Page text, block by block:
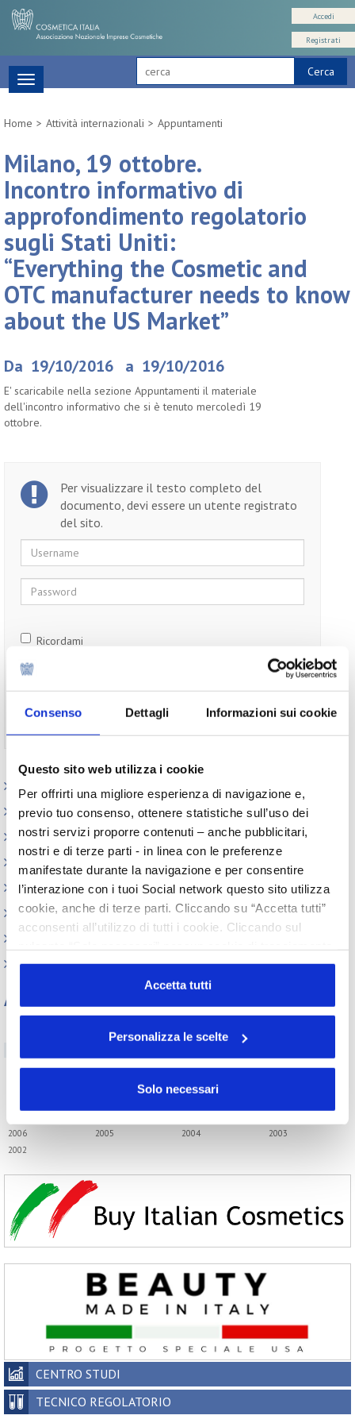
Consenso Dettagli Informazioni sui cookie
Questo sito web utilizza i cookie
Per offrirti una migliore esperienza di navigazione e,
previo tuo consenso, ottenere statistiche sull’uso dei
nostri servizi proporre contenuti – anche pubblicitari,
nostri e di terze parti - in linea con le preferenze
manifestate durante la navigazione e per consentire
l’interazione con i tuoi Social network questo sito utilizza
cookie, anche di terze parti. Cliccando su “Accetta tutti”
acconsenti all’utilizzo di tutti i cookie. Cliccando sul
o profilazione viene utilizzato. Cliccando su
“Personalizza le scelte” è possibile esprimere la propria
volontà in relazione a ciascuna categoria di cookie del
Accetta tutti
Personalizza le scelte
Solo necessari
Cerca
Accedi
Registrati
Toggle
navigation
Home
Attività internazionali Appuntamenti
Milano, 19 ottobre.
Incontro informativo di
approfondimento regolatorio
sugli Stati Uniti:
“Everything the Cosmetic and
OTC manufacturer needs to know
about the US Market”
Da 19/10/2016 a 19/10/2016
E' scaricabile nella sezione Appuntamenti il materiale
dell'incontro informativo che si è tenuto mercoledì 19
ottobre.
Per visualizzare il testo completo del
documento, devi essere un utente registrato
del sito.
Username
Password
Ricordami
Non ti sei ancora registrato?Registrati
Paesi
Iniziative
Webinar
Circolari
Memorandum of Understanding
Corsi di formazione
FAQ
Archivio
2022
2021 2020
2019
2006
2005 2004
2003
2002
CENTRO STUDI
TECNICO REGOLATORIO